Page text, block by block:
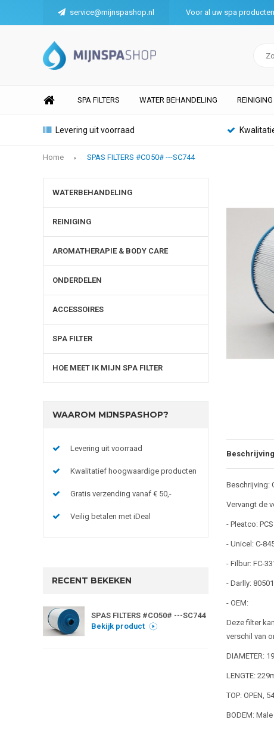
service@mijnspashop.nl Voor al uw spa producten
SPA FILTERS WATER BEHANDELING REINIGING
Levering uit voorraad
Home SPAS FILTERS #CO50# ---SC744
WATERBEHANDELING
REINIGING
AROMATHERAPIE & BODY CARE
ONDERDELEN
ACCESSOIRES
SPA FILTER
HOE MEET IK MIJN SPA FILTER
WAAROM MIJNSPASHOP?
Levering uit voorraad
Kwalitatief hoogwaardige producten
Gratis verzending vanaf € 50,-
Veilig betalen met iDeal
RECENT BEKEKEN
SPAS FILTERS #CO50# ---SC744
Bekijk product
Beschrijving
Beschrijving:
Vervangt de
- Pleatco:
- Unicel: C-
- Filbur: FC-
- Darlly:
- OEM:
Deze filter
verschil van
DIAMETER:
LENGTE:
TOP: OPEN,
BODEM: